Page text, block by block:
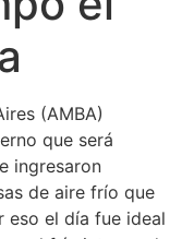
(AMBA)
que será
ingresaron
de aire frío que
eso el día fue ideal